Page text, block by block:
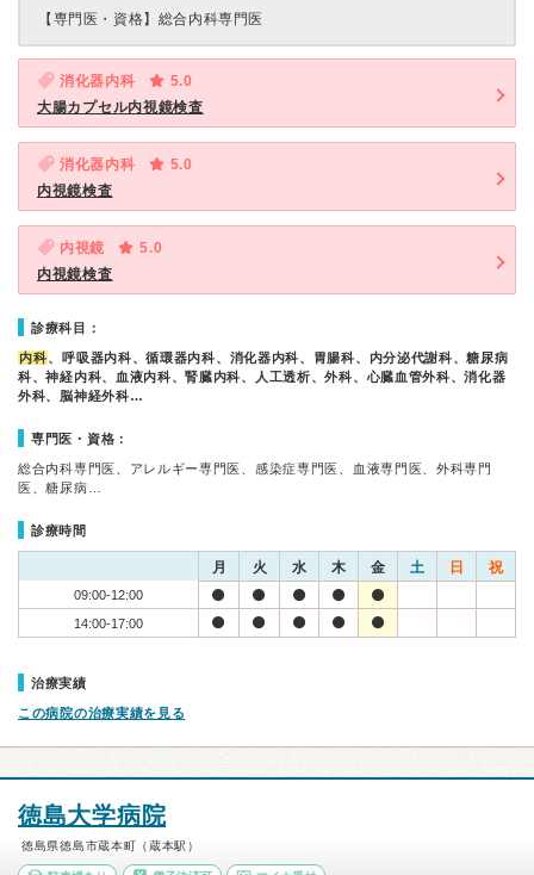
【専門医・資格】 総合内科専門医
消化器内科
5.0
大腸カプセル内視鏡検査
消化器内科
5.0
内視鏡検査
内視鏡
5.0
内視鏡検査
診療科目：
内科、呼吸器内科、循環器内科、消化器内科、胃腸科、内分泌代謝科、糖尿病
科、神経内科、血液内科、腎臓内科、人工透析、外科、心臓血管外科、消化器
外科、脳神経外科…
専門医・資格：
総合内科専門医、アレルギー専門医、感染症専門医、血液専門医、外科専門
医、糖尿病…
診療時間
月 火 水 木 金 土 日 祝
09:00-12:00
14:00-17:00
治療実績
この病院の治療実績を見る
徳島大学病院
徳島県徳島市蔵本町（蔵本駅）